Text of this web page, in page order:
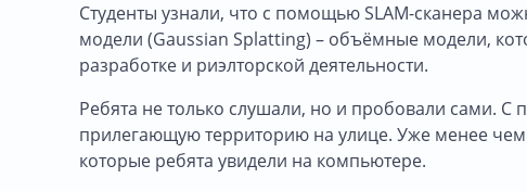
Студенты узнали, что с помощью SLAM-сканера
модели (Gaussian Splatting) – объёмные модели,
разработке и риэлторской деятельности.
Ребята не только слушали, но и пробовали сами.
прилегающую территорию на улице. Уже менее
которые ребята увидели на компьютере.